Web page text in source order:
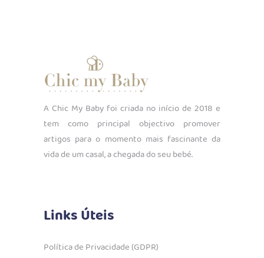
A Chic My Baby foi criada no início de 2018 e
tem como principal objectivo promover
artigos para o momento mais fascinante da
vida de um casal, a chegada do seu bebé.
Links Úteis
Política de Privacidade (GDPR)